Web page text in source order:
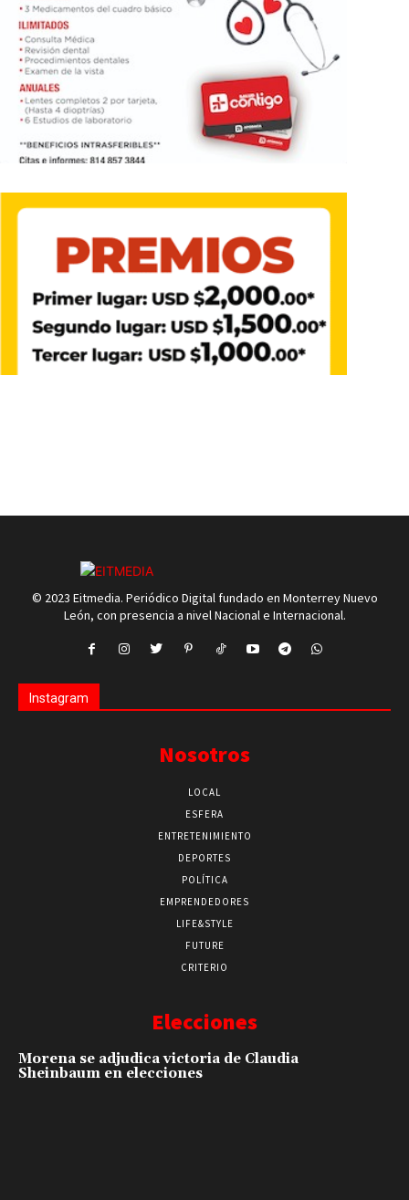
© 2023 Eitmedia. Periódico Digital fundado en Monterrey Nuevo
León, con presencia a nivel Nacional e Internacional.
Instagram
Nosotros
LOCAL
ESFERA
ENTRETENIMIENTO
DEPORTES
POLÍTICA
EMPRENDEDORES
LIFE&STYLE
FUTURE
CRITERIO
Elecciones
Morena se adjudica victoria de Claudia
Sheinbaum en elecciones